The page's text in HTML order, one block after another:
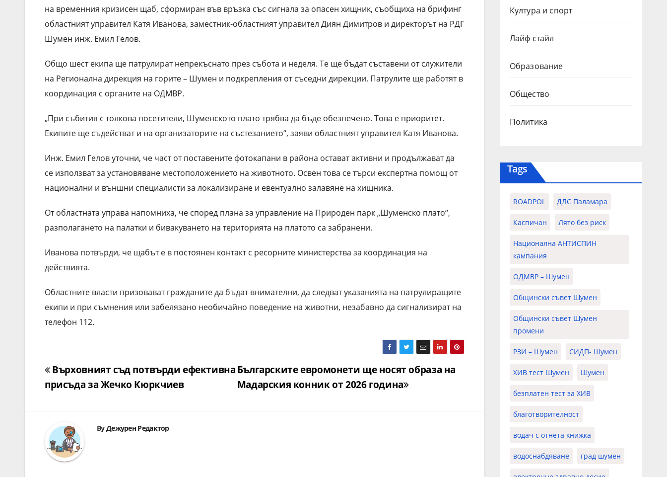
на временния кризисен щаб, сформиран във връзка със сигнала за опасен хищник, съобщиха на брифинг
областният управител Катя Иванова, заместник-областният управител Диян Димитров и директорът на РДГ
Шумен инж. Емил Гелов.
Общо шест екипа ще патрулират непрекъснато през събота и неделя. Те ще бъдат съставени от служители
на Регионална дирекция на горите – Шумен и подкрепления от съседни дирекции. Патрулите ще работят в
координация с органите на ОДМВР.
„При събития с толкова посетители, Шуменското плато трябва да бъде обезпечено. Това е приоритет.
Екипите ще съдействат и на организаторите на състезанието“, заяви областният управител Катя Иванова.
Инж. Емил Гелов уточни, че част от поставените фотокапани в района остават активни и продължават да
се използват за установяване местоположението на животното. Освен това се търси експертна помощ от
национални и външни специалисти за локализиране и евентуално залавяне на хищника.
От областната управа напомниха, че според плана за управление на Природен парк „Шуменско плато“,
разполагането на палатки и бивакуването на територията на платото са забранени.
Иванова потвърди, че щабът е в постоянен контакт с ресорните министерства за координация на
действията.
Областните власти призовават гражданите да бъдат внимателни, да следват указанията на патрулиращите
екипи и при съмнения или забелязано необичайно поведение на животни, незабавно да сигнализират на
телефон 112.
Навигация
Българските евромонети ще носят образа на
Мадарския конник от 2026 година
Върховният съд потвърди ефективна
присъда за Жечко Кюркчиев
ByДежурен Редактор
Култура и спорт
Лайф стайл
Образование
Общество
Политика
Tags
ROADPOL ДЛС Паламара
Каспичан Лято без риск
Национална АНТИСПИН
кампания
ОДМВР – Шумен
Общински съвет Шумен
Общински съвет Шумен
промени
РЗИ – Шумен СИДП- Шумен
ХИВ тест Шумен Шумен
безплатен тест за ХИВ
благотворителност
водач с отнета книжка
водоснабдяване град шумен